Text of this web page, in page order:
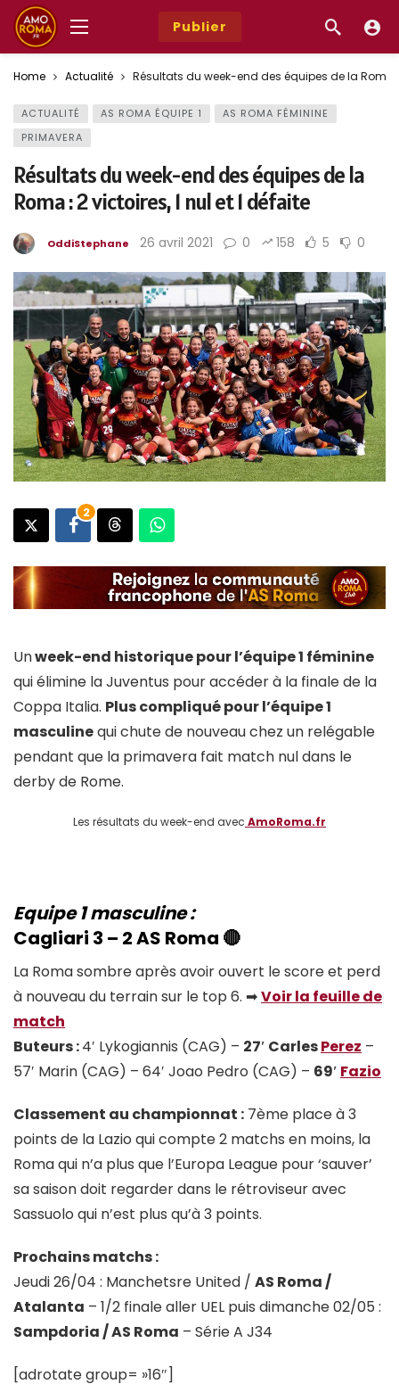
Publier
Home Actualité Résultats du week-end des équipes de la Roma :
ACTUALITÉ AS ROMA ÉQUIPE 1
AS ROMA FÉMININE
PRIMAVERA
Résultats du week-end des équipes de la
Roma : 2 victoires, 1 nul et 1 défaite
OddiStephane 26 avril 2021 0 158 5 0
2
Unweek-end historique pour l’équipe 1 féminine
qui élimine la Juventus pour accéder à la finale de la
Coppa Italia. Plus compliqué pour l’équipe 1
masculinequi chute de nouveau chez un relégable
pendant que la primavera fait match nul dans le
derby de Rome.
Les résultats du week-end avec AmoRoma.fr
Equipe 1 masculine :
Cagliari 3 – 2AS Roma 🔴
La Roma sombre après avoir ouvert le score et perd
à nouveau du terrain sur le top 6. ➡Voir la feuille de
match
Buteurs :4′ Lykogiannis (CAG) – 27′ CarlesPerez –
57′ Marin (CAG) – 64′ Joao Pedro (CAG) – 69′ Fazio
Classement au championnat : 7ème place à 3
points de la Lazio qui compte 2 matchs en moins, la
Roma qui n’a plus que l’Europa League pour ‘sauver’
sa saison doit regarder dans le rétroviseur avec
Sassuolo qui n’est plus qu’à 3 points.
Prochains matchs :
Jeudi 26/04 : Manchetsre United / AS Roma /
Atalanta – 1/2 finale aller UEL puis dimanche 02/05 :
Sampdoria / AS Roma – Série A J34
[adrotate group= »16″]